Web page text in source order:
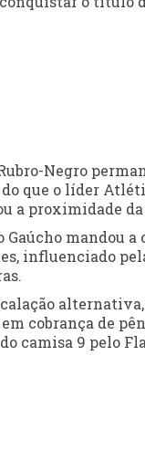
Negro
que o líder
a proximidade
Gaúcho mandou
influenciado
cobrança de
camisa 9 pelo